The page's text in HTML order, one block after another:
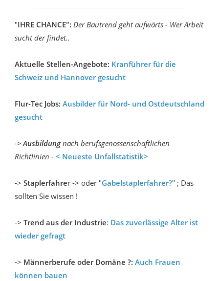
"IHRE CHANCE": Der Bautrend geht aufwärts - Wer Arbeit
sucht der findet..
Aktuelle Stellen-Angebote: Kranführer für die
Schweiz und Hannover gesucht
Flur-Tec Jobs: Ausbilder für Nord- und Ostdeutschland
gesucht
->Ausbildungnach berufsgenossenschaftlichen
Richtlinien - < Neueste Unfallstatistik>
-> Staplerfahrer -> oder "Gabelstaplerfahrer?" ; Das
sollten Sie wissen !
-> Trend aus der Industrie: Das zuverlässige Alter ist
wieder gefragt
-> Männerberufe oder Domäne ?: Auch Frauen
können bauen